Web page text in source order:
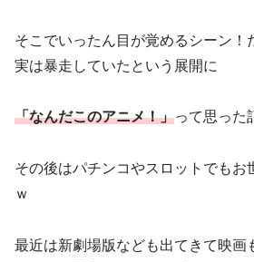
そこでいったん目が覚めるシーン！
実は暴走していたという展開に
「なんだこのアニメ！」って思った
その後はパチンコやスロットでもお
ｗ
最近は新劇場版なども出てきて映画